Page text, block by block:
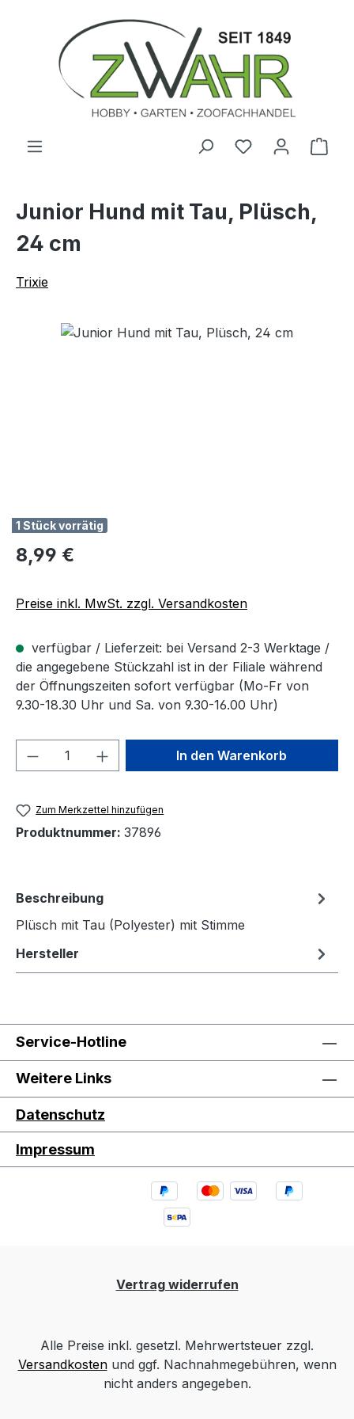
Zum Hauptinhalt springen
Junior Hund mit Tau, Plüsch,
24 cm
Trixie
Bildergalerie überspringen
1 Stück vorrätig
Regulärer Preis:
8,99 €
Preise inkl. MwSt. zzgl. Versandkosten
verfügbar / Lieferzeit: bei Versand 2-3 Werktage /
die angegebene Stückzahl ist in der Filiale während
der Öffnungszeiten sofort verfügbar (Mo-Fr von
9.30-18.30 Uhr und Sa. von 9.30-16.00 Uhr)
Produkt Anzahl: Gib denIn den Warenkorb
Zum Merkzettel hinzufügen
Produktnummer: 37896
Beschreibung
Plüsch mit Tau (Polyester) mit Stimme
Hersteller
Service-Hotline
Weitere Links
Datenschutz
Impressum
Vertrag widerrufen
Alle Preise inkl. gesetzl. Mehrwertsteuer zzgl.
Versandkostenund ggf. Nachnahmegebühren, wenn
nicht anders angegeben.